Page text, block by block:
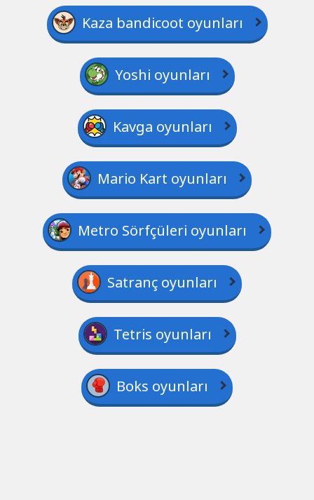
Kaza bandicoot oyunları
Yoshi oyunları
Kavga oyunları
Mario Kart oyunları
Metro Sörfçüleri oyunları
Satranç oyunları
Tetris oyunları
Boks oyunları